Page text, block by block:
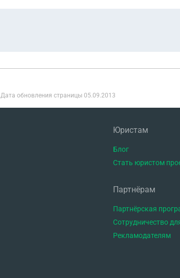
Дата обновления страницы 05.09.2013
Юристам
Блог
Стать юристом
Партнёрам
Партнёрская
Сотрудничество
Рекламодателям